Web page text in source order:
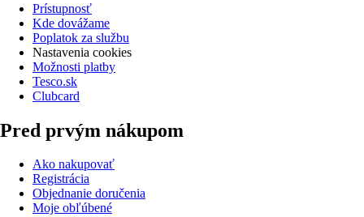
Prístupnosť
Kde dovážame
Poplatok za službu
Nastavenia cookies
Možnosti platby
Tesco.sk
Clubcard
Pred prvým nákupom
Ako nakupovať
Registrácia
Objednanie doručenia
Moje obľúbené